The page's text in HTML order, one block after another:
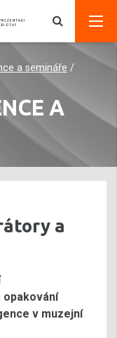
a semináře /
A
a
opakování
v muzejní